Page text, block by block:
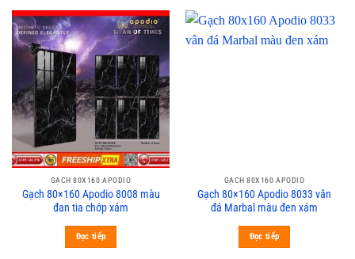
GẠCH 80X160 APODIO
Gạch 80×160 Apodio 8008 màu
đan tia chớp xám
Đọc tiếp
GẠCH 80X160 APODIO
Gạch 80×160 Apodio 8033 vân
đá Marbal màu đen xám
Đọc tiếp